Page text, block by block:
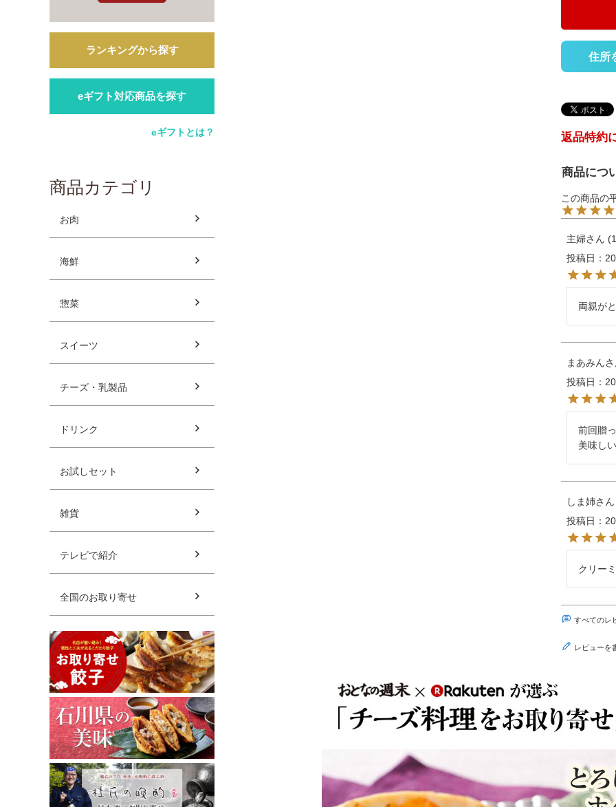
ランキングから探す
eギフト対応商品を探す
eギフトとは？
商品カテゴリ
お肉
海鮮
惣菜
スイーツ
チーズ・乳製品
ドリンク
お試しセット
雑貨
テレビで紹介
全国のお取り寄せ
住所
返品特約
商品につ
主婦
投稿日
両親が
まあみん
投稿日
前回贈
美味し
しま姉
投稿日
クリー
すべてのレ
レビューを